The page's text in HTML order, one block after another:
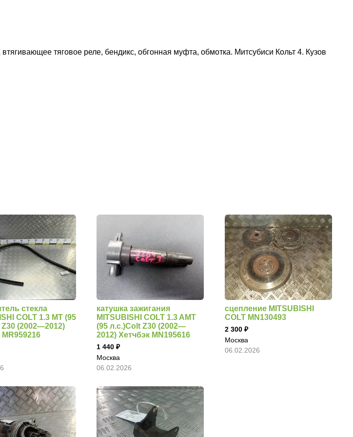
тяговое реле, бендикс, обгонная муфта, обмотка. Митсубиси Кольт 4. Кузов
стекла
COLT 1.3 MT (95
(2002—2012)
катушка зажигания
MITSUBISHI COLT 1.3 AMT
(95 л.с.)Colt Z30 (2002—
2012) Хетчбэк MN195616
1 440
Москва
06.02.2026
сцепление MITSUBISHI
COLT MN130493
2 300
Москва
06.02.2026